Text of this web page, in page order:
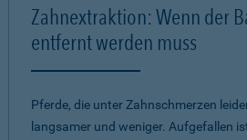
Zahnextraktion: Wenn der
entfernt werden muss
Pferde, die unter Zahnschmerzen
langsamer und weniger. Aufgefallen